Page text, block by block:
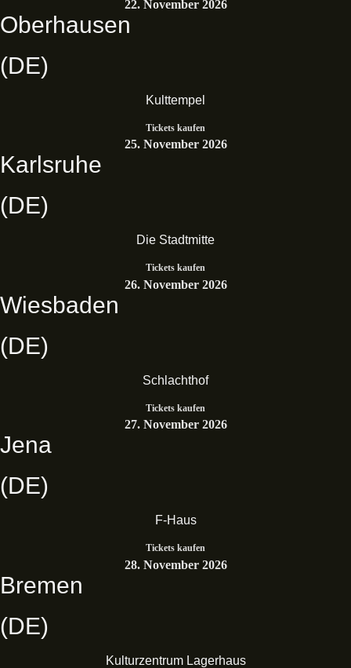
22. November 2026
Oberhausen
(DE)
Kulttempel
Tickets kaufen
25. November 2026
Karlsruhe
(DE)
Die Stadtmitte
Tickets kaufen
26. November 2026
Wiesbaden
(DE)
Schlachthof
Tickets kaufen
27. November 2026
Jena
(DE)
F-Haus
Tickets kaufen
28. November 2026
Bremen
(DE)
Kulturzentrum Lagerhaus